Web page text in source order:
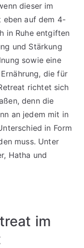
dieser im
eben auf dem 4-
in Ruhe entgiften
und Stärkung
sowie eine
die für
richtet sich
denn die
an jedem mit in
in Form
muss. Unter
Hatha und
im